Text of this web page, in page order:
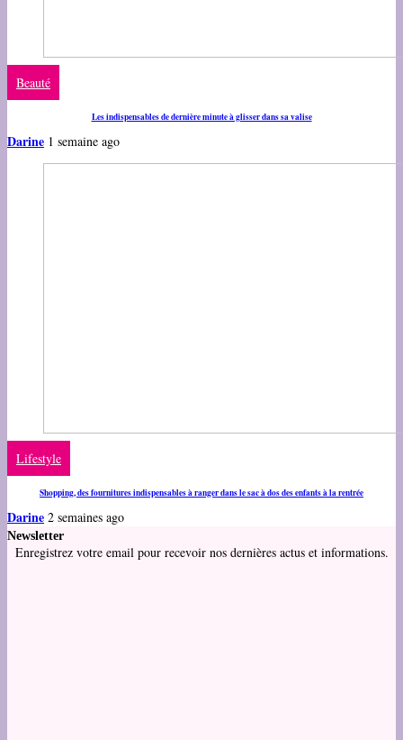
Beauté
Les indispensables de dernière minute à glisser dans sa valise
Darine 1 semaine ago
Lifestyle
Shopping, des fournitures indispensables à ranger dans le sac à dos des enfants à la rentrée
Darine 2 semaines ago
Newsletter
Enregistrez votre email pour recevoir nos dernières actus et informations.